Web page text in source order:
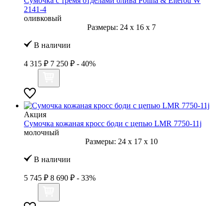
2141-4
оливковый
Размеры: 24 x 16 x 7
В наличии
4 315 ₽ 7 250 ₽ - 40%
Акция
Сумочка кожаная кросс боди с цепью LMR 7750-11j
молочный
Размеры: 24 x 17 x 10
В наличии
5 745 ₽ 8 690 ₽ - 33%